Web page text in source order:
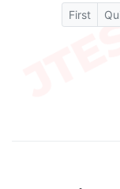
First